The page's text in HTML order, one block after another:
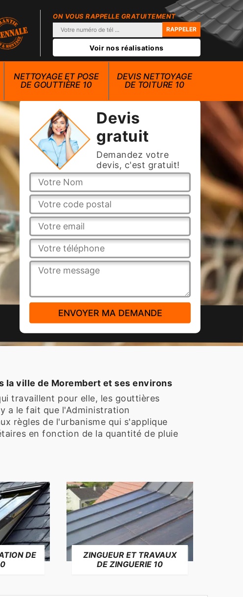
ON VOUS RAPPELLE GRATUITEMENT
Voir nos réalisations
NETTOYAGE ET POSE
DE GOUTTIÈRE 10
DEVIS NETTOYAGE
DE TOITURE 10
Devis
gratuit
Demandez votre
devis, c'est gratuit!
la ville de Morembert et ses environs
travaillent pour elle, les gouttières
a le fait que l'Administration
règles de l'urbanisme qui s'applique
en fonction de la quantité de pluie
DE
ZINGUEUR ET TRAVAUX
DE ZINGUERIE 10